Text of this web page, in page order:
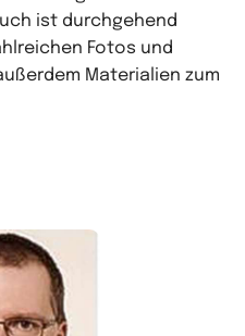
ist durchgehend
Fotos und
Materialien zum